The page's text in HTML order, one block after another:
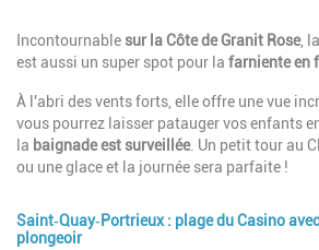
Description
Incontournablesur la Côte de Granit Rose, la
est aussi un super spot pour la farniente en
À l'abri des vents forts, elle offre une vue
vous pourrez laisser patauger vos enfants
la baignade est surveillée. Un petit tour au
ou une glace et la journée sera parfaite !
Saint‑Quay‑Portrieux : plage du Casino
plongeoir